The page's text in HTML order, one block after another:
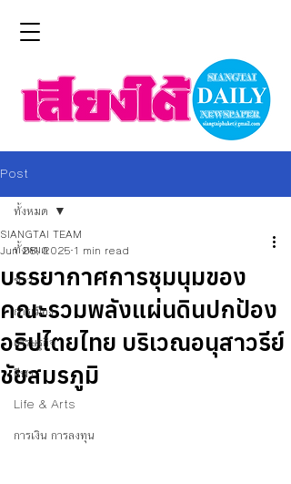
Post
ทั้งหมด
ข่าว
การเมือง
เศรษฐกิจ
กีฬา
Life & Arts
การเงิน การลงทุน
ทั้งหมด
บรรยากาศการชุมนุมของ
คณะรวมพลังแผ่นดินปกป้อง
อธิปไตยไทย บริเวณอนุสาวรีย์
ชัยสมรภูมิ
SIANGTAI TEAM
Jun 28, 2025 1 min read